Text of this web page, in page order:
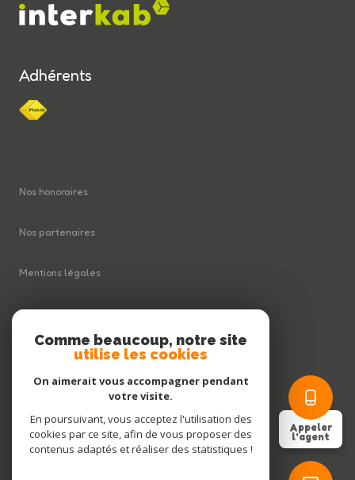
Appeler
l'agent
Adhérents
Nos honoraires
Nos partenaires
Mentions légales
Plan du site
Cookies
Comme beaucoup, notre site
utilise les cookies
On aimerait vous accompagner pendant
votre visite.
En poursuivant, vous acceptez l'utilisation des
cookies par ce site, afin de vous proposer des
contenus adaptés et réaliser des statistiques !